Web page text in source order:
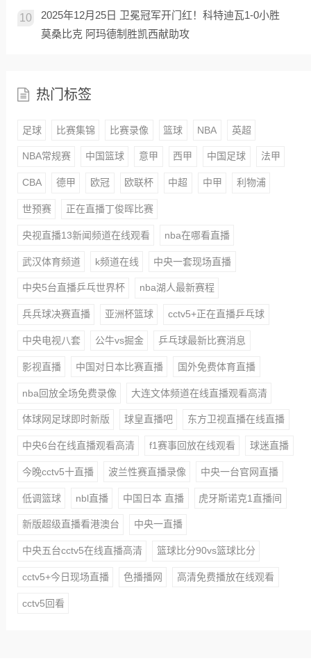
10
2025年12月25日 卫冕冠军开门红！科特迪瓦1-0小胜
莫桑比克 阿玛德制胜凯西献助攻
热门标签
足球 比赛集锦 比赛录像 篮球 NBA 英超
NBA常规赛 中国篮球 意甲 西甲 中国足球 法甲
CBA 德甲 欧冠 欧联杯 中超 中甲 利物浦
世预赛 正在直播丁俊晖比赛
央视直播13新闻频道在线观看 nba在哪看直播
武汉体育频道 k频道在线 中央一套现场直播
中央5台直播乒乓世界杯 nba湖人最新赛程
兵兵球决赛直播 亚洲杯篮球 cctv5+正在直播乒乓球
中央电视八套 公牛vs掘金 乒乓球最新比赛消息
影视直播 中国对日本比赛直播 国外免费体育直播
nba回放全场免费录像 大连文体频道在线直播观看高清
体球网足球即时新版 球皇直播吧 东方卫视直播在线直播
中央6台在线直播观看高清 f1赛事回放在线观看 球迷直播
今晚cctv5十直播 波兰性赛直播录像 中央一台官网直播
低调篮球 nbl直播 中国日本 直播 虎牙斯诺克1直播间
新版超级直播看港澳台 中央一直播
中央五台cctv5在线直播高清 篮球比分90vs篮球比分
cctv5+今日现场直播 色播播网 高清免费播放在线观看
cctv5回看